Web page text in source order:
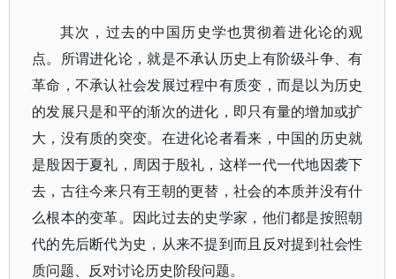
其次，过去的中国历史学也贯彻着进化论的观
点。所谓进化论，就是不承认历史上有阶级斗争、有
革命，不承认社会发展过程中有质变，而是以为历史
的发展只是和平的渐次的进化，即只有量的增加或扩
大，没有质的突变。在进化论者看来，中国的历史就
是殷因于夏礼，周因于殷礼，这样一代一代地因袭下
去，古往今来只有王朝的更替，社会的本质并没有什
么根本的变革。因此过去的史学家，他们都是按照朝
代的先后断代为史，从来不提到而且反对提到社会性
质问题、反对讨论历史阶段问题。